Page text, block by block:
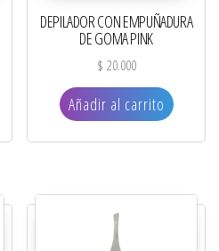
DEPILADOR CON EMPUÑADURA
DE GOMA PINK
$ 20.000
Añadir al carrito